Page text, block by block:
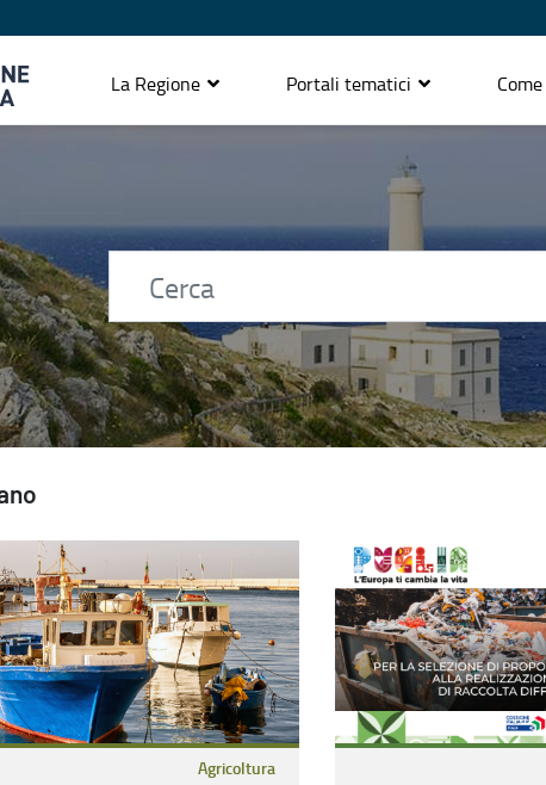
La Regione Portali tematici
Agricoltura